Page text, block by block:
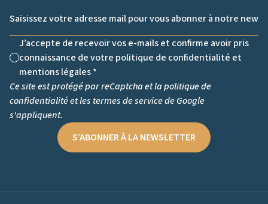
Non cochée
J’accepte de recevoir vos e-mails et confirme avoir pris
connaissance de votre politique de confidentialité et
mentions légales *
Ce site est protégé par reCaptcha et lapolitique de
confidentialitéet les termes de servicede Google
s'appliquent.
S’ABONNER À LA NEWSLETTER